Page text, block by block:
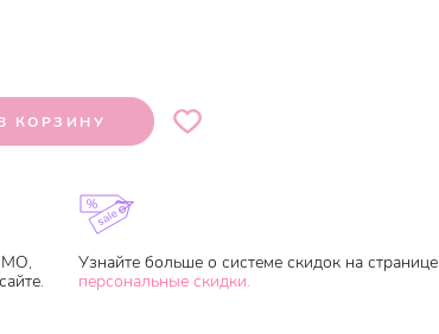
КОРЗИНУ
МО,
Узнайте больше о системе скидок на странице
персональные скидки.